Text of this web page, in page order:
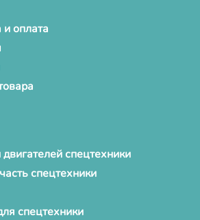
оплата
спецтехники
спецтехники
спецтехники